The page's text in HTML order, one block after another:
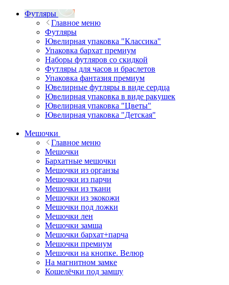
Футляры
Главное меню
Футляры
Ювелирная упаковка "Классика"
Упаковка бархат премиум
Наборы футляров со скидкой
Футляры для часов и браслетов
Упаковка фантазия премиум
Ювелирные футляры в виде сердца
Ювелирная упаковка в виде ракушек
Ювелирная упаковка "Цветы"
Ювелирная упаковка "Детская"
Мешочки
Главное меню
Мешочки
Бархатные мешочки
Мешочки из органзы
Мешочки из парчи
Мешочки из ткани
Мешочки из экокожи
Мешочки под ложки
Мешочки лен
Мешочки замша
Мешочки бархат+парча
Мешочки премиум
Мешочки на кнопке. Велюр
На магнитном замке
Кошелёчки под замшу